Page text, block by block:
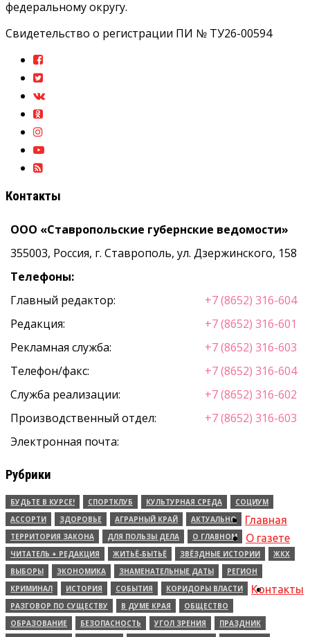
федеральному округу.
Свидетельство о регистрации ПИ № ТУ26-00594
Контакты
ООО «Ставропольские губернские ведомости»
355003, Россия, г. Ставрополь, ул. Дзержинского, 158
Телефоны:
Главный редактор:
+7 (8652) 316-604
Редакция:
+7 (8652) 316-601
Рекламная служба:
+7 (8652) 316-603
Телефон/факс:
+7 (8652) 316-604
Служба реализации:
+7 (8652) 316-602
Производственный отдел:
+7 (8652) 316-603
Электронная почта:
Рубрики
БУДЬТЕ В КУРСЕ! СПОРТКЛУБ КУЛЬТУРНАЯ СРЕДА
СОЦИУМ
АССОРТИ
ЗДОРОВЬЕ АГРАРНЫЙ КРАЙ
АКТУАЛЬНО
ТЕРРИТОРИЯ ЗАКОНА
ДЛЯ ПОЛЬЗЫ ДЕЛА
О ГЛАВНОМ
ЧИТАТЕЛЬ + РЕДАКЦИЯ
ЖИТЬЁ-БЫТЬЁ ЗВЁЗДНЫЕ ИСТОРИИ
ЖКХ
ВЫБОРЫ
ЭКОНОМИКА ЗНАМЕНАТЕЛЬНЫЕ ДАТЫ
РЕГИОН
КРИМИНАЛ
ИСТОРИЯ СОБЫТИЯ
КОРИДОРЫ ВЛАСТИ
РАЗГОВОР ПО СУЩЕСТВУ
В ДУМЕ КРАЯ
ОБЩЕСТВО
ОБРАЗОВАНИЕ
БЕЗОПАСНОСТЬ УГОЛ ЗРЕНИЯ
ПРАЗДНИК
Главная
О газете
Контакты